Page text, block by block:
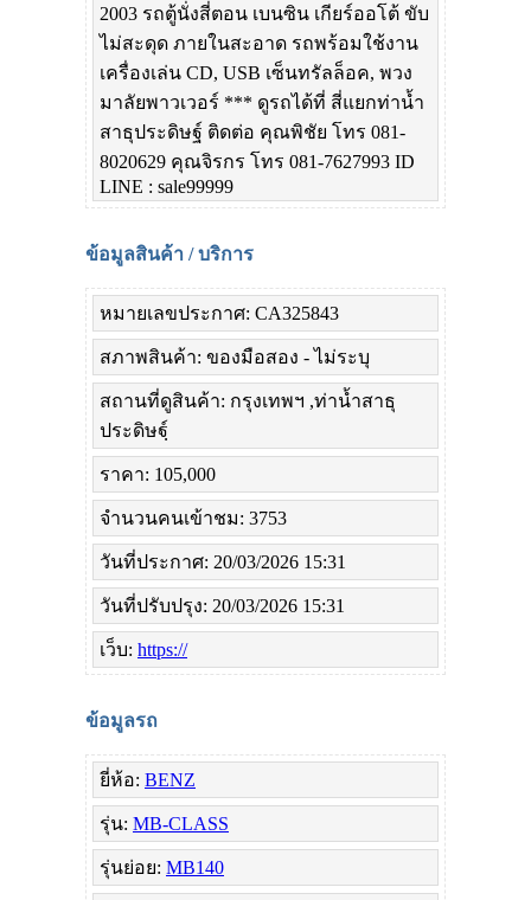
2003 รถตู้นั่งสี่ตอน เบนซิน เกียร์ออโต้ ขับ
ไม่สะดุด ภายในสะอาด รถพร้อมใช้งาน
เครื่องเล่น CD, USB เซ็นทรัลล็อค, พวง
มาลัยพาวเวอร์ *** ดูรถได้ที่ สี่แยกท่าน้ำ
สาธุประดิษฐ์ ติดต่อ คุณพิชัย โทร 081-
8020629 คุณจิรกร โทร 081-7627993 ID
LINE : sale99999
ข้อมูลสินค้า / บริการ
หมายเลขประกาศ: CA325843
สภาพสินค้า: ของมือสอง - ไม่ระบุ
สถานที่ดูสินค้า: กรุงเทพฯ ,ท่าน้ำสาธุ
ประดิษฐฺ์
ราคา: 105,000
จำนวนคนเข้าชม: 3753
วันที่ประกาศ: 20/03/2026 15:31
วันที่ปรับปรุง: 20/03/2026 15:31
เว็บ: https://
ข้อมูลรถ
ยี่ห้อ: BENZ
รุ่น: MB-CLASS
รุ่นย่อย: MB140